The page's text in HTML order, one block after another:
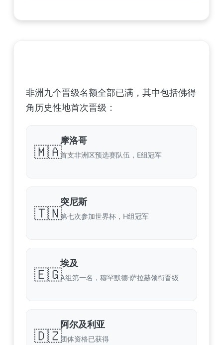
非洲九个晋级名额全部已满，其中包括佛得
角历史性地首次晋级：
🇲🇦
摩洛哥
首支非洲区预选赛队伍，E组冠军
🇹🇳
突尼斯
第七次参加世界杯，H组冠军
🇪🇬
埃及
A组第一名，穆罕默德·萨拉赫领衔晋级
🇩🇿
阿尔及利亚
团体资格已获得